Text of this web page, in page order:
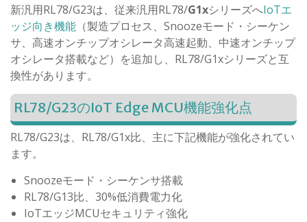
新汎用RL78/G23は、従来汎用RL78/G1xシリーズへIoTエ
ッジ向き機能 （製造プロセス、Snoozeモード・シーケン
サ、高速オンチップオシレータ高速起動、中速オンチップ
オシレータ搭載など）を追加し、RL78/G1xシリーズと互
換性があります。
RL78/G23のIoT Edge MCU機能強化点
RL78/G23は、RL78/G1x比、主に下記機能が強化されてい
ます。
Snoozeモード・シーケンサ搭載
RL78/G13比、30%低消費電力化
IoTエッジMCUセキュリティ強化